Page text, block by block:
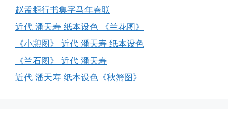
赵孟頫行书集字马年春联
近代 潘天寿 纸本设色 《兰花图》
《小憩图》 近代 潘天寿 纸本设色
《兰石图》 近代 潘天寿
近代 潘天寿 纸本设色《秋蟹图》